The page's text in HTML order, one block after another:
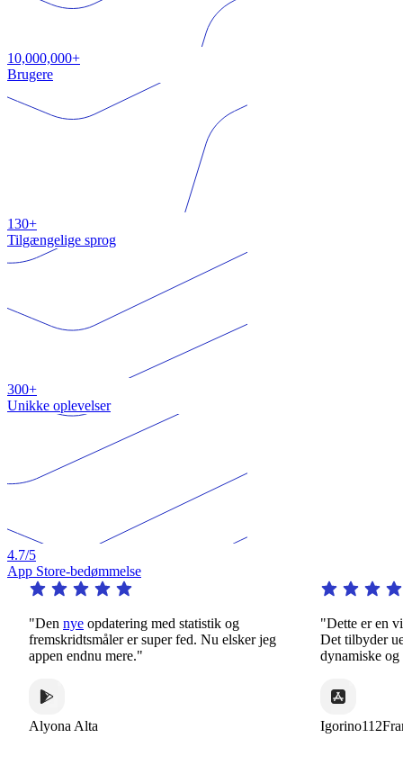
10,000,000+
Brugere
130+
Tilgængelige sprog
300+
Unikke oplevelser
4.7/5
App Store-bedømmelse
"Dennye opdatering med statistik og
fremskridtsmåler er super fed. Nu elsker jeg
appen endnu mere."
Alyona Alta
"Dette er en
Det tilbyder
dynamiske og
Igorino112France